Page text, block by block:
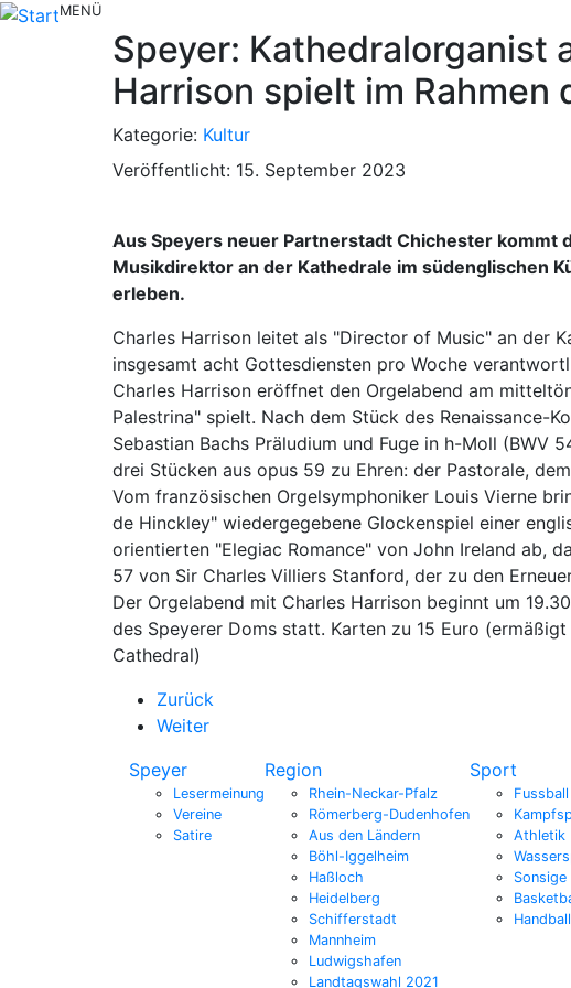
MENÜ
Speyer: Kathedralorganist
Harrison spielt im
Kategorie: Kultur
Veröffentlicht: 15. September 2023
Aus Speyers neuer Partnerstadt Chichester kommt
Musikdirektor an der Kathedrale im südenglischen
erleben.
Charles Harrison leitet als "Director of Music" an der
insgesamt acht Gottesdiensten pro Woche
Charles Harrison eröffnet den Orgelabend am
Palestrina" spielt. Nach dem Stück des Renaissance-
Sebastian Bachs Präludium und Fuge in h-Moll (BWV
drei Stücken aus opus 59 zu Ehren: der Pastorale,
Vom französischen Orgelsymphoniker Louis Vierne
de Hinckley" wiedergegebene Glockenspiel einer
orientierten "Elegiac Romance" von John Ireland ab,
57 von Sir Charles Villiers Stanford, der zu den
Der Orgelabend mit Charles Harrison beginnt um
des Speyerer Doms statt. Karten zu 15 Euro
Cathedral)
Zurück
Weiter
Speyer
Lesermeinung
Vereine
Satire
Region
Rhein-Neckar-Pfalz
Römerberg-Dudenhofen
Aus den Ländern
Böhl-Iggelheim
Haßloch
Heidelberg
Schifferstadt
Mannheim
Ludwigshafen
Landtagswahl 2021
Sport
Fussball
Athletik
Sonsige
Handball